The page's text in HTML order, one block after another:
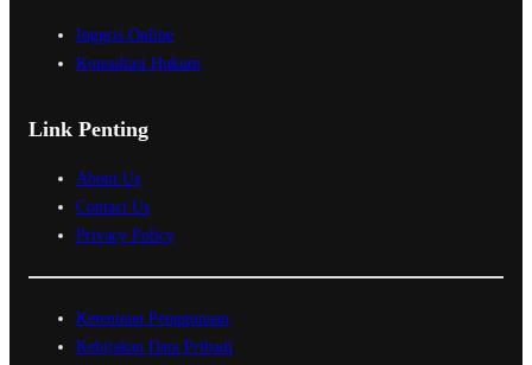
Inggris Online
Konsultasi Hukum
Link Penting
About Us
Contact Us
Privacy Policy
Ketentuan Penggunaan
Kebijakan Data Pribadi